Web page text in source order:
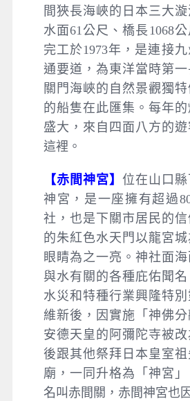
間狹長海峽的日本三大
水面61公尺、橋長1068
完工於1973年，是連接
通要道，為東洋當時第一
關門海峽的自然景觀獨
的船隻在此匯集。每年
盛大，來自四面八方的遊
這裡。
【赤間神宮】 位在山口
神宮，是一座擁有超過
社，也是下關市居民的
的朱紅色水天門以龍宮
眼睛為之一亮。神社面
與水有關的各種庇佑聞
水災和特種行業興隆特
維新後，因實施「神佛
安德天皇的阿彌陀寺被
後跟其他祭拜日本皇室
廟，一同升格為「神宮
名叫赤間關，赤間神宮也